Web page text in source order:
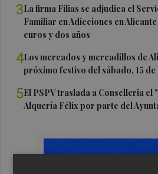
3La firma Filias se adjudica el
Familiar en Adicciones en
euros y dos años
4Los mercados y mercadillos de
próximo festivo del sábado, 15 de
5El PSPV traslada a Conselleria el
Alquería Félix por parte del